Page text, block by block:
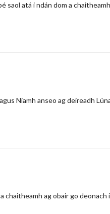
saol atá i ndán dom a
Niamh anseo ag deireadh
chaitheamh ag obair go deonach